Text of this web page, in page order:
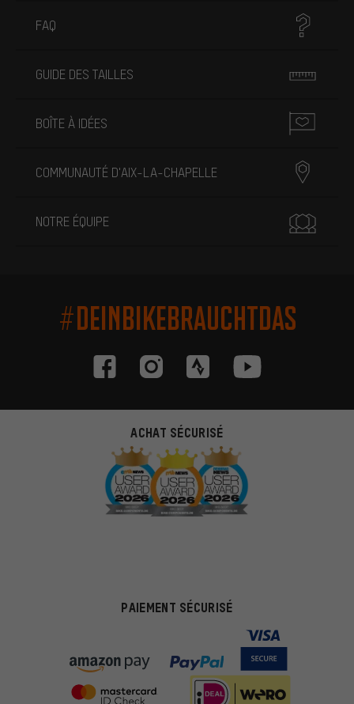
FAQ
GUIDE DES TAILLES
BOÎTE À IDÉES
COMMUNAUTÉ D'AIX-LA-CHAPELLE
NOTRE ÉQUIPE
#DEINBIKEBRAUCHTDAS
ACHAT SÉCURISÉ
PAIEMENT SÉCURISÉ